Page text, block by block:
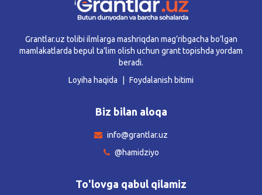
Grantlar.uz tolibi ilmlarga mashriqdan mag’ribgacha bo’lgan
mamlakatlarda bepul ta’lim olish uchun grant topishda yordam
beradi.
Loyiha haqida
Foydalanish bitimi
Biz bilan aloqa
info@grantlar.uz
@hamidziyo
To'lovga qabul qilamiz